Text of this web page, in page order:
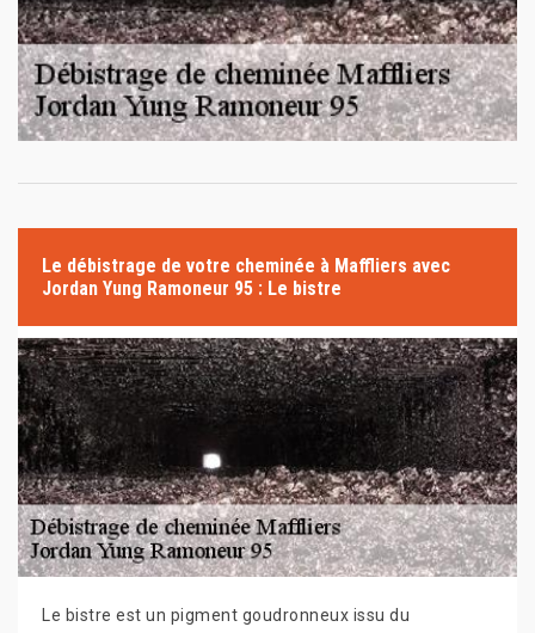
Le débistrage de votre cheminée à Maffliers avec
Jordan Yung Ramoneur 95 : Le bistre
Le bistre est un pigment goudronneux issu du